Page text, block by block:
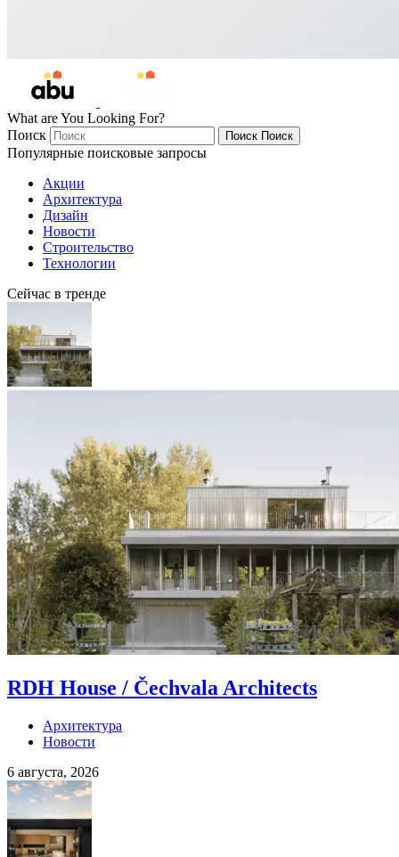
What are You Looking For?
Поиск
Поиск Поиск
Популярные поисковые запросы
Акции
Архитектура
Дизайн
Новости
Строительство
Технологии
Сейчас в тренде
RDH House / Čechvala Architects
Архитектура
Новости
6 августа, 2026